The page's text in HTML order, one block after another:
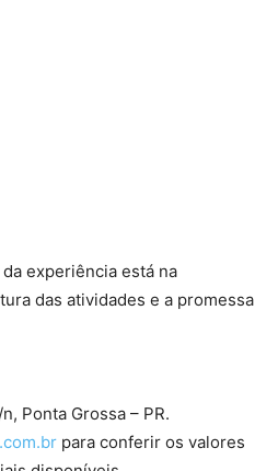
experiência está na
das atividades e a promessa
Ponta Grossa – PR.
para conferir os valores